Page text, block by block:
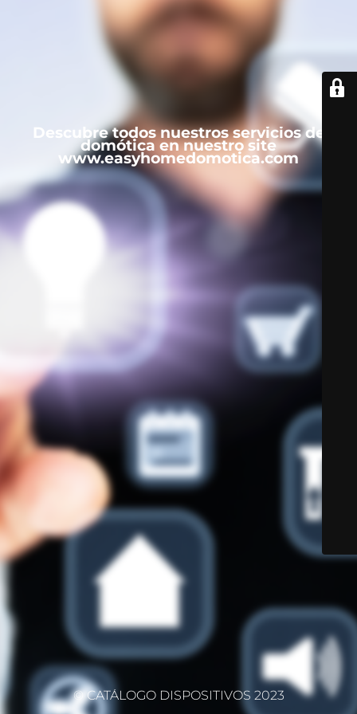
Descubre todos nuestros servicios de
domótica en nuestro site
www.easyhomedomotica.com
© CATÁLOGO DISPOSITIVOS 2023